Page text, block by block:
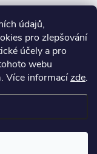
údajů,
pro zlepšování
účely a pro
webu
Více informacízde.